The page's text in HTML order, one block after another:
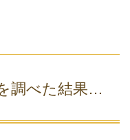
調べた結果…